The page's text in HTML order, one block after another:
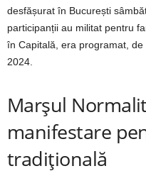
desfășurat în București
participanții au militat pentru
în Capitală, era programat,
2024.
Marșul
manifestare
tradițională